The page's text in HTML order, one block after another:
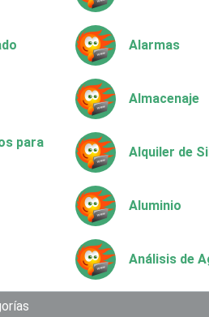
Alarmas
Almacenaje
para
Alquiler de
Aluminio
Análisis de